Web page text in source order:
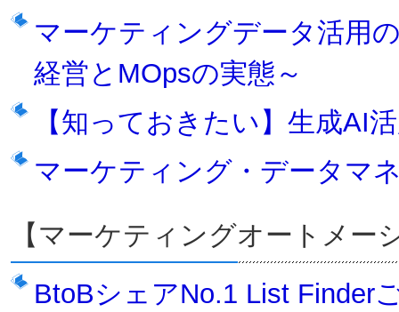
マーケティングデータ活用
経営とMOpsの実態～
【知っておきたい】生成AI
マーケティング・データマ
【マーケティングオートメー
BtoBシェアNo.1 List Finder